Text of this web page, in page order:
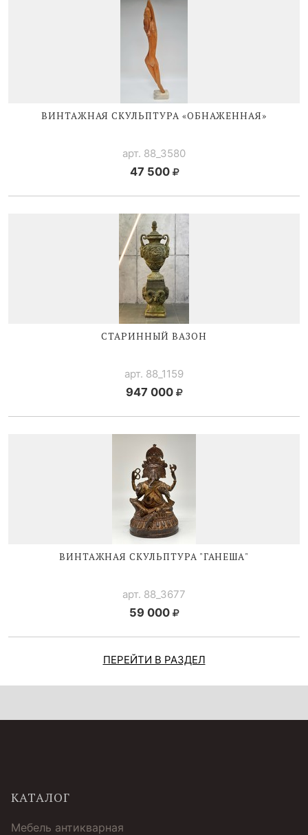
ВИНТАЖНАЯ СКУЛЬПТУРА «ОБНАЖЕННАЯ»
арт. 88_3580
47 500
СТАРИННЫЙ ВАЗОН
арт. 88_1159
947 000
ВИНТАЖНАЯ СКУЛЬПТУРА "ГАНЕША"
арт. 88_3677
59 000
ПЕРЕЙТИ В РАЗДЕЛ
КАТАЛОГ
Мебель антикварная